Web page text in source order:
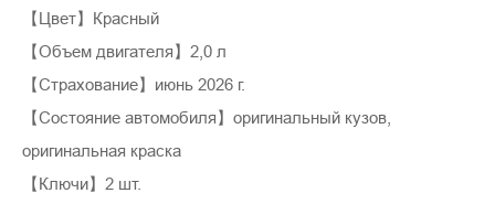
【Цвет】Красный
【Объем двигателя】2,0 л
【Страхование】июнь 2026 г.
【Состояние автомобиля】оригинальный кузов,
оригинальная краска
【Ключи】2 шт.